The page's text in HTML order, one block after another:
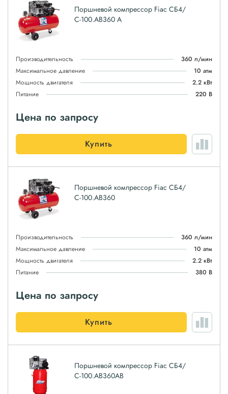
Поршневой компрессор Fiac СБ4/
С-100.AB360 А
Производительность
360 л/мин
Максимальное давление
10 атм
Мощность двигателя
2.2 кВт
Питание
220 В
Цена по запросу
Купить
Поршневой компрессор Fiac СБ4/
С-100.AB360
Производительность
360 л/мин
Максимальное давление
10 атм
Мощность двигателя
2.2 кВт
Питание
380 В
Цена по запросу
Купить
Поршневой компрессор Fiac СБ4/
С-100.AB360AB